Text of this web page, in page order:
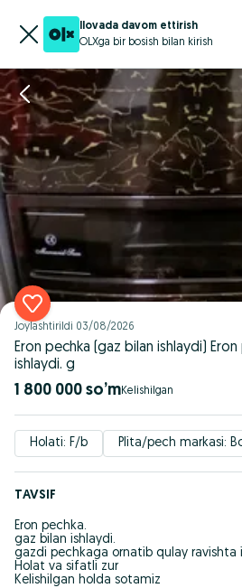
Ilovada davom ettirish
OLXga bir bosish bilan kirish
Joylashtirildi 03/08/2026
Eron pechka (gaz bilan ishlaydi)
ishlaydi. g
1 800 000 so’m
Holati: F/b Plita/pech markasi:
TAVSIF
Eron pechka.
gaz bilan ishlaydi.
gazdi pechkaga ornatib qulay ravishta
Holat va sifatli zur
Kelishilgan holda sotamiz